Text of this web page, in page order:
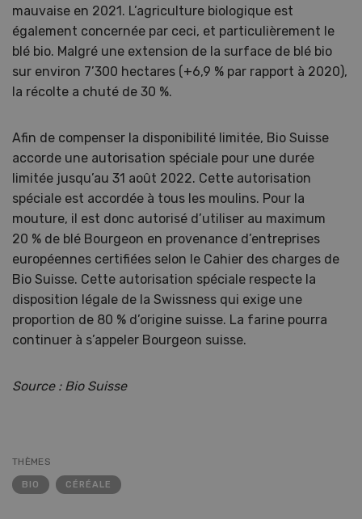
mauvaise en 2021. L’agriculture biologique est
également concernée par ceci, et particulièrement le
blé bio. Malgré une extension de la surface de blé bio
sur environ 7’300 hectares (+6,9 % par rapport à 2020),
la récolte a chuté de 30 %.
Afin de compenser la disponibilité limitée, Bio Suisse
accorde une autorisation spéciale pour une durée
limitée jusqu’au 31 août 2022. Cette autorisation
spéciale est accordée à tous les moulins. Pour la
mouture, il est donc autorisé d’utiliser au maximum
20 % de blé Bourgeon en provenance d’entreprises
européennes certifiées selon le Cahier des charges de
Bio Suisse. Cette autorisation spéciale respecte la
disposition légale de la Swissness qui exige une
proportion de 80 % d’origine suisse. La farine pourra
continuer à s’appeler Bourgeon suisse.
Source : Bio Suisse
THÈMES
BIO CÉRÉALE